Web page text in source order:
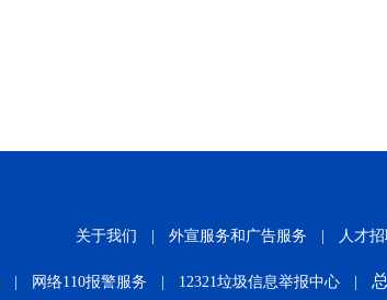
关于我们 外宣服务和广告服务 人才
网络110报警服务 12321垃圾信息举报中心